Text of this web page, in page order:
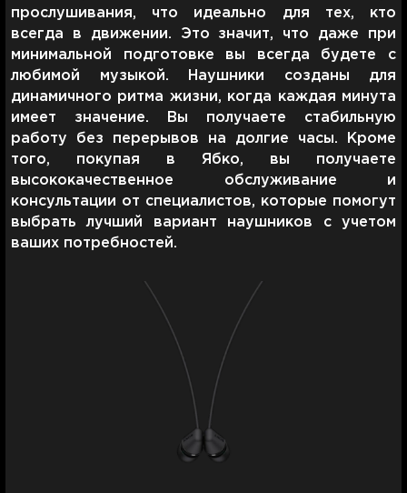
прослушивания, что идеально для тех, кто
всегда в движении. Это значит, что даже при
минимальной подготовке вы всегда будете с
любимой музыкой. Наушники созданы для
динамичного ритма жизни, когда каждая минута
имеет значение. Вы получаете стабильную
работу без перерывов на долгие часы. Кроме
того, покупая в Ябко, вы получаете
высококачественное обслуживание и
консультации от специалистов, которые помогут
выбрать лучший вариант наушников с учетом
ваших потребностей.